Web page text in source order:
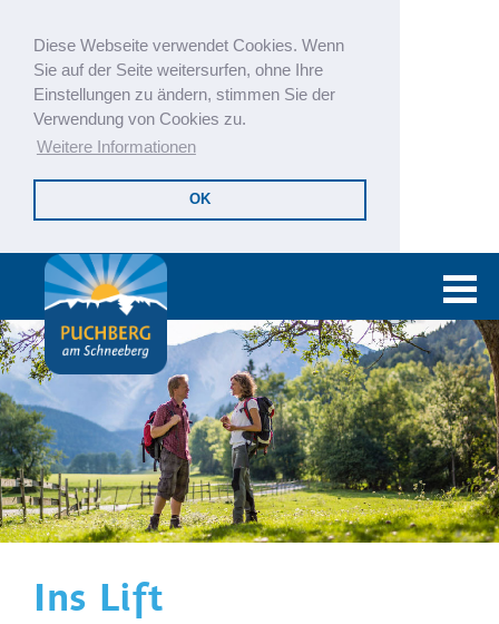
Diese Webseite verwendet Cookies. Wenn
Sie auf der Seite weitersurfen, ohne Ihre
Einstellungen zu ändern, stimmen Sie der
Verwendung von Cookies zu.
Weitere Informationen
OK
Ins Lift